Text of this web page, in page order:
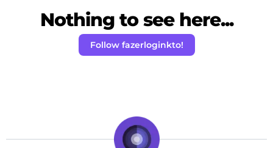
Nothing to see here...
Follow fazerloginkto!